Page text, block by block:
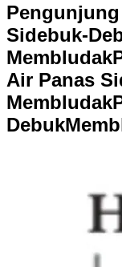
Sidebuk-
Membludak
Air Panas
Membludak
DebukMemb